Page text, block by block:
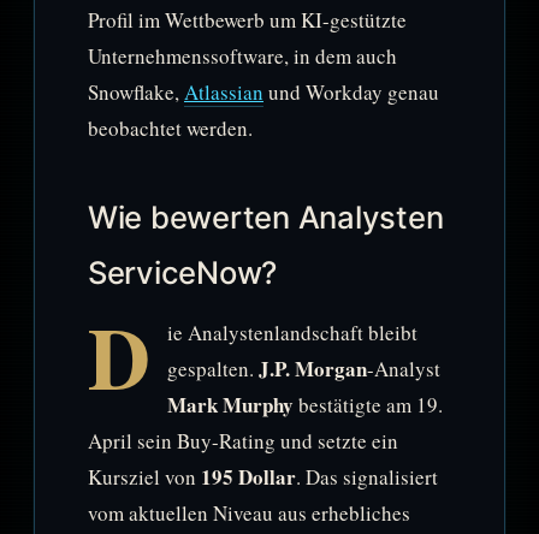
Profil im Wettbewerb um KI-gestützte
Unternehmenssoftware, in dem auch
Snowflake,Atlassian und Workday genau
beobachtet werden.
Wie bewerten Analysten
ServiceNow?
D
ie Analystenlandschaft bleibt
gespalten. J.P. Morgan-Analyst
Mark Murphy bestätigte am 19.
April sein Buy-Rating und setzte ein
Kursziel von 195 Dollar. Das signalisiert
vom aktuellen Niveau aus erhebliches